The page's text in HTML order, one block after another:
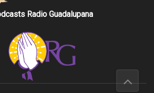
Radio Guadalupana